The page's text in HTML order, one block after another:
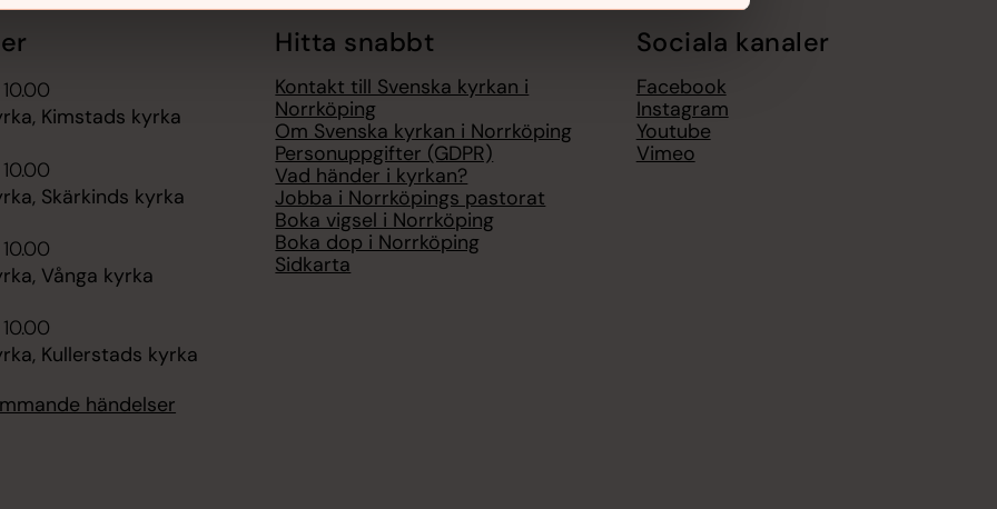
Kimstads kyrka
Skärkinds kyrka
Vånga kyrka
Kullerstads kyrka
händelser
Hitta snabbt
Kontakt till Svenska kyrkan i
Norrköping
Om Svenska kyrkan i Norrköping
Personuppgifter (GDPR)
Vad händer i kyrkan?
Jobba i Norrköpings pastorat
Boka vigsel i Norrköping
Boka dop i Norrköping
Sidkarta
Sociala kanaler
Facebook
Instagram
Youtube
Vimeo